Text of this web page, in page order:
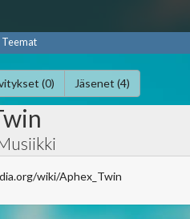
Teemat
(0) Jäsenet (4)
wiki/Aphex_Twin